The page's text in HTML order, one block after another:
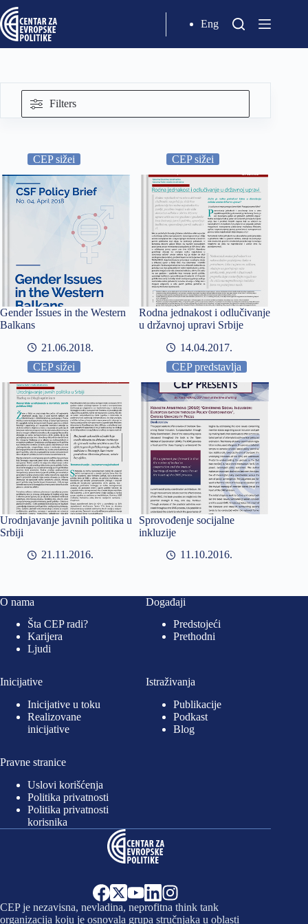
Eng
CEP sižei
Gender Issues in the Western
Balkans
21.06.2018
CEP sižei
Rodna jednakost i odlučivanje
u državnoj upravi Srbije
14.04.2017
CEP sižei
Urodnjavanje javnih politika u
Srbiji
21.11.2016
CEP predstavlja
Sprovođenje socijalne
inkluzije
11.10.2016
Filters
O nama
Šta CEP radi?
Karijera
Ljudi
Događaji
Predstojeći
Prethodni
Inicijative
Inicijative u toku
Realizovane
inicijative
Istraživanja
Publikacije
Podkast
Blog
Pravne stranice
Uslovi korišćenja
Politika privatnosti
Politika privatnosti
korisnika
CEP je nezavisna, nevladina, neprofitna think tank
organizacija koju je osnovala grupa stručnjaka u oblasti